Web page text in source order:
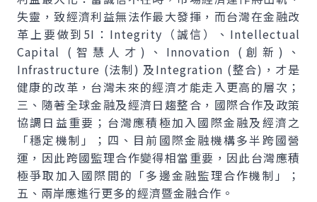
失靈，致經濟利益無法作最大發揮，而台灣在金融改
革上要做到5I：Integrity（誠信）、Intellectual
Capital (智慧人才)、Innovation (創新)、
Infrastructure (法制) 及Integration (整合)，才是
健康的改革，台灣未來的經濟才能走入更高的層次；
三、隨著全球金融及經濟日趨整合，國際合作及政策
協調日益重要；台灣應積極加入國際金融及經濟之
「穩定機制」；四、目前國際金融機構多半跨國營
運，因此跨國監理合作變得相當重要，因此台灣應積
極爭取加入國際間的「多邊金融監理合作機制」；
五、兩岸應進行更多的經濟暨金融合作。